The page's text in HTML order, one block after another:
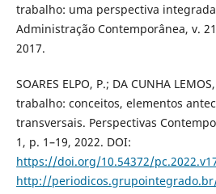
trabalho: uma perspectiva
Administração Contemporânea, v.
2017.
SOARES ELPO, P.; DA CUNHA
trabalho: conceitos, elementos
transversais. Perspectivas
1, p. 1–19, 2022. DOI:
https://doi.org/10.54372/
http://